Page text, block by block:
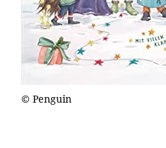
© Penguin